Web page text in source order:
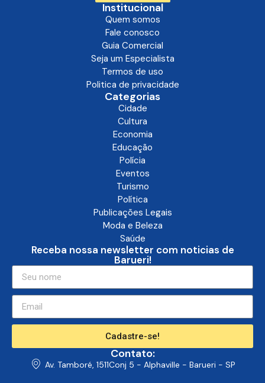
Institucional
Quem somos
Fale conosco
Guia Comercial
Seja um Especialista
Termos de uso
Politica de privacidade
Categorias
Cidade
Cultura
Economia
Educação
Polícia
Eventos
Turismo
Política
Publicações Legais
Moda e Beleza
Saúde
Receba nossa newsletter com noticias de
Barueri!
Cadastre-se!
Contato:
Av. Tamboré, 1511Conj 5 - Alphaville - Barueri - SP